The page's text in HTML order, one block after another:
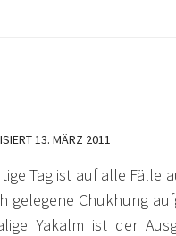
13. MÄRZ 2011
Tag ist auf alle Fälle
gelegene Chukhung
Yakalm ist der